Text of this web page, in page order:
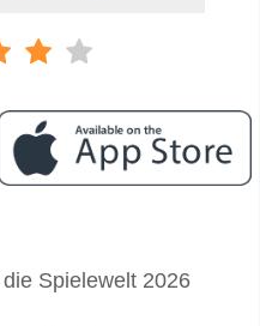
De Football 08 February
Spielewelt 2026